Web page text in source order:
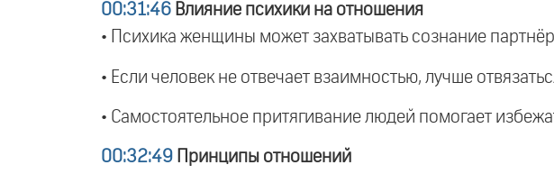
00:31:46 Влияние психики на отношения
• Психика женщины может захватывать сознание
• Если человек не отвечает взаимностью, лучше
• Самостоятельное притягивание людей помогает
00:32:49 Принципы отношений